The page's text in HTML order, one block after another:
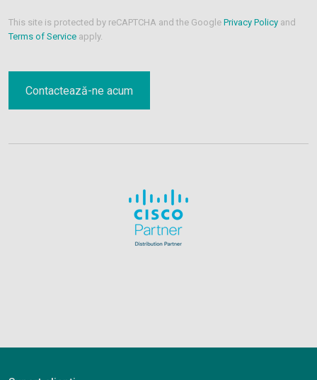
This site is protected by reCAPTCHA and the Google Privacy Policy and
Terms of Service apply.